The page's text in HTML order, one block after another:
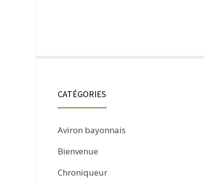
CATÉGORIES
Aviron bayonnais
Bienvenue
Chroniqueur